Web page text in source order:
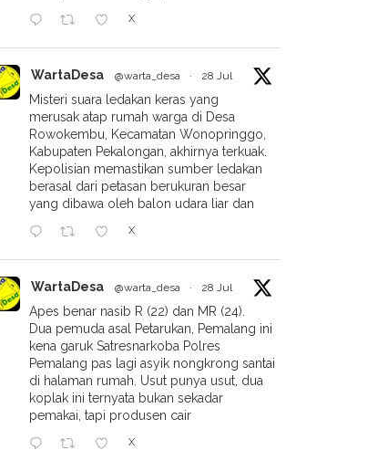
X
WartaDesa @warta_desa · 28 Jul
Misteri suara ledakan keras yang
merusak atap rumah warga di Desa
Rowokembu, Kecamatan Wonopringgo,
Kabupaten Pekalongan, akhirnya terkuak.
Kepolisian memastikan sumber ledakan
berasal dari petasan berukuran besar
yang dibawa oleh balon udara liar dan
X
WartaDesa @warta_desa · 28 Jul
Apes benar nasib R (22) dan MR (24).
Dua pemuda asal Petarukan, Pemalang ini
kena garuk Satresnarkoba Polres
Pemalang pas lagi asyik nongkrong santai
di halaman rumah. Usut punya usut, dua
koplak ini ternyata bukan sekadar
pemakai, tapi produsen cair
X